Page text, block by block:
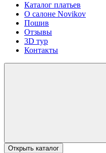
Каталог платьев
О салоне Novikov
Пошив
Отзывы
3D тур
Контакты
Открыть каталог